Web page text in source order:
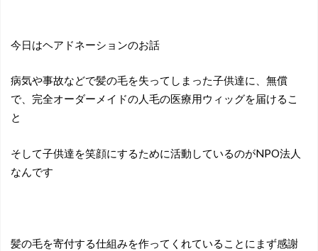
今日はヘアドネーションのお話
病気や事故などで髪の毛を失ってしまった子供達に、無償
で、完全オーダーメイドの人毛の医療用ウィッグを届けるこ
と
そして子供達を笑顔にするために活動しているのがNPO法人
なんです
髪の毛を寄付する仕組みを作ってくれていることにまず感謝